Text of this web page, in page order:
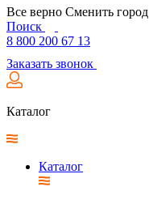
Все верно Сменить город
Поиск
8 800 200 67 13
Заказать звонок
Каталог
Каталог